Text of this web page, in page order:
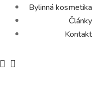
Bylinná kosmetika
Články
Kontakt
 